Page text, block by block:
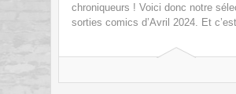
chroniqueurs ! Voici donc notre
sorties comics d’Avril 2024. Et